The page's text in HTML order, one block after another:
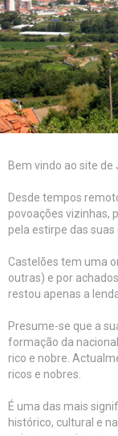
Bem vindo ao site de
Desde tempos
povoações vizinhas,
pela estirpe das suas
Castelões tem uma
outras) e por
restou apenas a
Presume-se que a
formação da
rico e nobre.
ricos e nobres.
É uma das mais
histórico, cultural e